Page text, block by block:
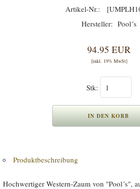
Pool´s
94.95 EUR
[inkl. 19% MwSt]
Stk:
Produktbeschreibung
Hochwertiger Western-Zaum von "Pool´s",